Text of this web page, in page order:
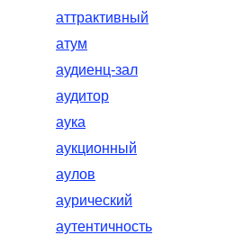
аттрактивный
атум
аудиенц-зал
аудитор
аука
аукционный
аулов
аурический
аутентичность